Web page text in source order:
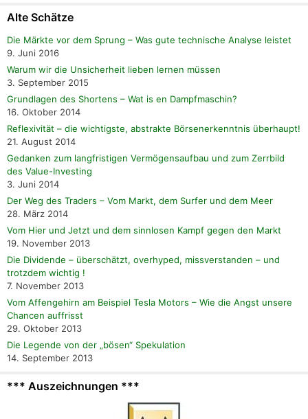
Alte Schätze
Die Märkte vor dem Sprung – Was gute technische Analyse leistet
9. Juni 2016
Warum wir die Unsicherheit lieben lernen müssen
3. September 2015
Grundlagen des Shortens – Wat is en Dampfmaschin?
16. Oktober 2014
Reflexivität – die wichtigste, abstrakte Börsenerkenntnis überhaupt!
21. August 2014
Gedanken zum langfristigen Vermögensaufbau und zum Zerrbild
des Value-Investing
3. Juni 2014
Der Weg des Traders – Vom Markt, dem Surfer und dem Meer
28. März 2014
Vom Hier und Jetzt und dem sinnlosen Kampf gegen den Markt
19. November 2013
Die Dividende – überschätzt, overhyped, missverstanden – und
trotzdem wichtig !
7. November 2013
Vom Affengehirn am Beispiel Tesla Motors – Wie die Angst unsere
Chancen auffrisst
29. Oktober 2013
Die Legende von der „bösen“ Spekulation
14. September 2013
*** Auszeichnungen ***